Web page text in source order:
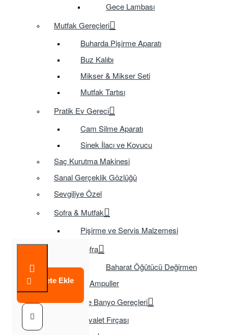
Gece Lambası
Mutfak Gereçleri
Buharda Pişirme Aparatı
Buz Kalıbı
Mikser & Mikser Seti
Mutfak Tartısı
Pratik Ev Gereci
Cam Silme Aparatı
Sinek İlacı ve Kovucu
Saç Kurutma Makinesi
Sanal Gerçeklik Gözlüğü
Sevgiliye Özel
Sofra & Mutfak
Pişirme ve Servis Malzemesi
Sofra
Baharat Öğütücü Değirmen
Tasarruflu Ampuller
Temizlik ve Banyo Gereçleri
Tuvalet Fırçası
Sepete Ekle